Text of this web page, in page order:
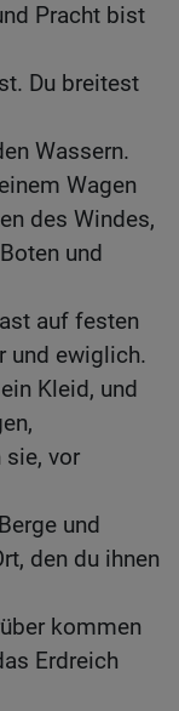
Pracht bist
Du breitest
Wassern.
Wagen
des Windes,
und
auf festen
und ewiglich.
Kleid, und
sie, vor
und
den du ihnen
kommen
Erdreich